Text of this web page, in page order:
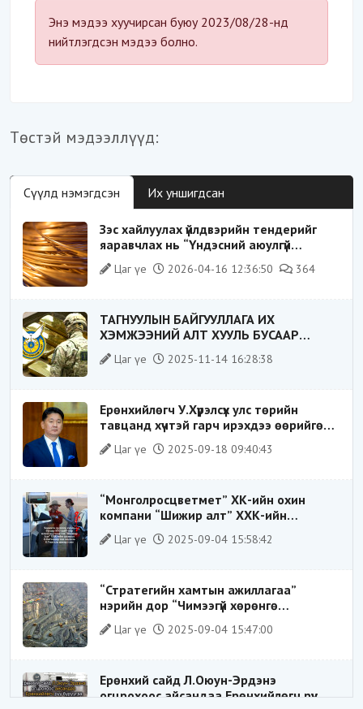
Энэ мэдээ хуучирсан буюу 2023/08/28-нд
нийтлэгдсэн мэдээ болно.
Төстэй мэдээллүүд:
Сүүлд нэмэгдсэн Их уншигдсан
Зэс хайлуулах үйлдвэрийн тендерийг
яаравчлах нь “Үндэсний аюулгүй
байдал“-д эрсдэлтэй юу?
Цаг үе 2026-04-16 12:36:50 364
ТАГНУУЛЫН БАЙГУУЛЛАГА ИХ
ХЭМЖЭЭНИЙ АЛТ ХУУЛЬ БУСААР
ХИЛЭЭР ГАРГАХ ГЭЖ БАЙСАН
ҮЙЛДЛИЙГ ТАСЛАН ЗОГСООЛОО
Цаг үе 2025-11-14 16:28:38
Ерөнхийлөгч У.Хүрэлсүх улс төрийн
тавцанд хүчтэй гарч ирэхдээ өөрийгөө
шударга ёсны төлөө тэмцэгч, “хуучин
тогтолцооны хонгилыг нураагч” гэсэн
Цаг үе 2025-09-18 09:40:43
“Монголросцветмет” ХК-ийн охин
компани “Шижир алт” ХХК-ийн
Гүйцэтгэх захирлаар ажиллаж байсан
О.Баттөмөрт холбогдох хэрэг хаашаа
Цаг үе 2025-09-04 15:58:42
“Стратегийн хамтын ажиллагаа”
нэрийн дор “Чимээгүй хөрөнгө
хуримтлал”
Цаг үе 2025-09-04 15:47:00
Ерөнхий сайд Л.Оюун-Эрдэнэ
огцрохоос айсандаа Ерөнхийлөгч рүү